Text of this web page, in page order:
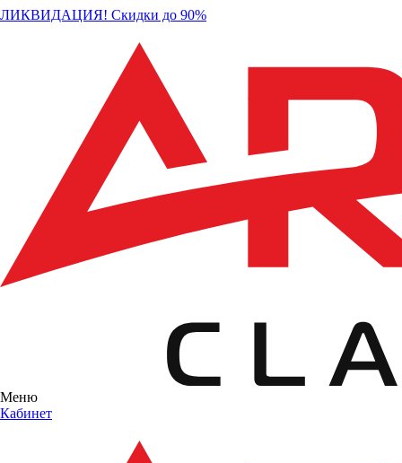
ЛИКВИДАЦИЯ! Скидки до 90%
Меню
Кабинет